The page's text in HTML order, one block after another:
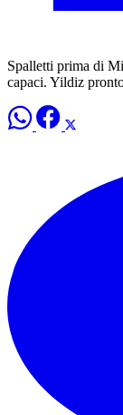
Spalletti prima di
capaci. Yildiz